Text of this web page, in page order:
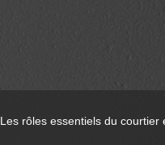
Les rôles essentiels du courtier